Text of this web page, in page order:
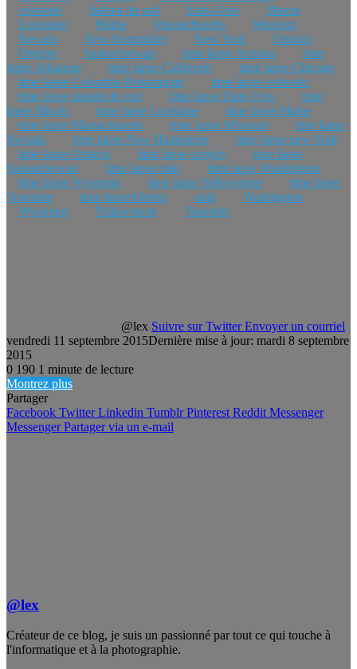
colorado
dakota du sud Etats-Unis
Illinois
Louisiane
Maine Massachusetts
Missouri
Nevada
New Hampshire New York
Ontario
Oregon
Saskatchewan time lapse Arizona
time
lapse Arkansas
time lapse Californie
time lapse Chicago
time lapse Colombie-Britannique
time lapse colorado
time lapse dakota du sud
time lapse Etats-Unis
time
lapse Illinois
time lapse Louisiane
time lapse Maine
time lapse Massachusetts
time lapse Missouri
time lapse
Nevada
time lapse New Hampshire
time lapse new York
time lapse Ontario
time lapse oregon
time lapse
Saskatchewan
time lapse utah
time lapse Washington
time lapse Wyoming
time lapse Yellowstone
time lapse
Yosemite
time lapseAlberta utah
Washington
Wyoming
Yellowstone Yosemite
@lex Suivre sur Twitter Envoyer un courriel
vendredi 11 septembre 2015Dernière mise à jour: mardi 8 septembre
2015
0 190 1 minute de lecture
Montrez plus
Partager
Facebook Twitter Linkedin Tumblr Pinterest Reddit Messenger
Messenger Partager via un e-mail
@lex
Créateur de ce blog, je suis un passionné par tout ce qui touche à
l'informatique et à la photographie.